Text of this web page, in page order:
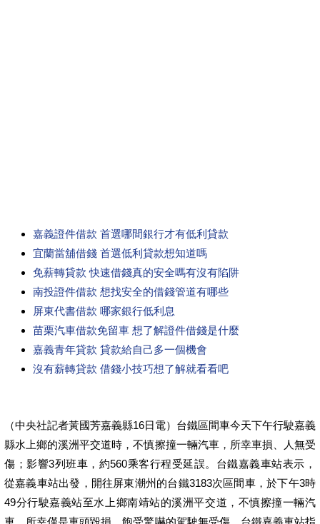
嘉義證件借款 首選哪間銀行才有低利貸款
宜蘭當舖借錢 首選低利貸款想知道嗎
免薪轉貸款 快速借錢真的安全嗎有沒有陷阱
南投證件借款 想找安全的借錢管道有哪些
屏東代書借款 哪家銀行低利息
苗栗汽車借款免留車 想了解證件借錢是什麼
嘉義青年貸款 貸款給自己多一個機會
沒有薪轉貸款 借錢小技巧想了解就看看吧
（中央社記者黃國芳嘉義縣16日電）台鐵區間車今天下午行駛嘉義
縣水上鄉的溪洲平交道時，不慎擦撞一輛汽車，所幸車損、人無受
傷；影響3列班車，約560乘客行程受延誤。台鐵嘉義車站表示，
從嘉義車站出發，開往屏東潮州的台鐵3183次區間車，於下午3時
49分行駛嘉義站至水上鄉南靖站的溪洲平交道，不慎擦撞一輛汽
車，所幸僅是車頭毀損，飽受驚嚇的駕駛無受傷。台鐵嘉義車站指